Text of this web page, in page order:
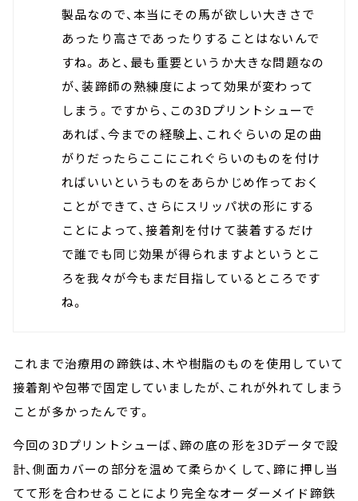
製品なので、本当にその馬が欲しい大きさで
あったり高さであったりすることはないんで
すね。あと、最も重要というか大きな問題なの
が、装蹄師の熟練度によって効果が変わって
しまう。ですから、この3Dプリントシューで
あれば、今までの経験上、これぐらいの足の曲
がりだったらここにこれぐらいのものを付け
ればいいというものをあらかじめ作っておく
ことができて、さらにスリッパ状の形にする
ことによって、接着剤を付けて装着するだけ
で誰でも同じ効果が得られますよというとこ
ろを我々が今もまだ目指しているところです
ね。
これまで治療用の蹄鉄は、木や樹脂のものを使用していて
接着剤や包帯で固定していましたが、これが外れてしまう
ことが多かったんです。
今回の3Dプリントシューば、蹄の底の形を3Dデータで設
計、側面カバーの部分を温めて柔らかくして、蹄に押し当
てて形を合わせることにより完全なオーダーメイド蹄鉄